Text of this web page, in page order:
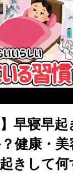
】早寝早
健康・
きして